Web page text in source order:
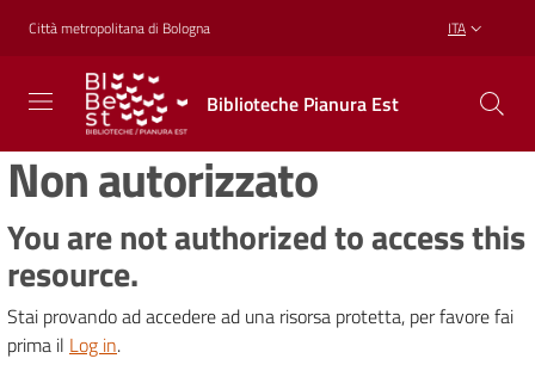
Vai al contenuto
Vai alla navigazione
Vai al footer
Città metropolitana di Bologna ITA
Biblioteche Pianura Est
Biblioteche
Pianura
Est
CONOSCERE,
CREARE,
Biblioteche
Non autorizzato
You are not authorized to access this
resource.
Stai provando ad accedere ad una risorsa protetta, per favore fai
prima il Log in.